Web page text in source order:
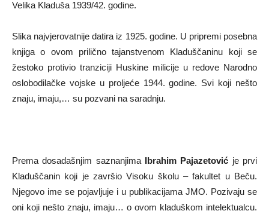
Velika Kladuša 1939/42. godine.
Slika najvjerovatnije datira iz 1925. godine. U pripremi posebna
knjiga o ovom prilično tajanstvenom Kladuščaninu koji se
žestoko protivio tranziciji Huskine milicije u redove Narodno
oslobodilačke vojske u proljeće 1944. godine. Svi koji nešto
znaju, imaju,… su pozvani na saradnju.
Prema dosadašnjim saznanjima Ibrahim Pajazetović je prvi
Kladuščanin koji je završio Visoku školu – fakultet u Beču.
Njegovo ime se pojavljuje i u publikacijama JMO. Pozivaju se
oni koji nešto znaju, imaju… o ovom kladuškom intelektualcu.